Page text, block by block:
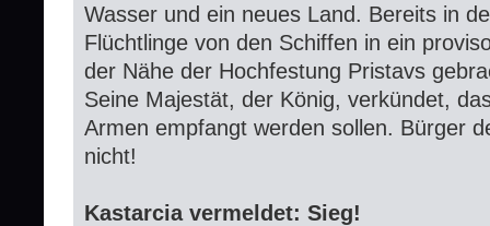
Wasser und ein neues Land. Bereits in
Flüchtlinge von den Schiffen in ein
der Nähe der Hochfestung Pristavs
Seine Majestät, der König, verkündet,
Armen empfangt werden sollen. Bürger
nicht!
Kastarcia vermeldet: Sieg!